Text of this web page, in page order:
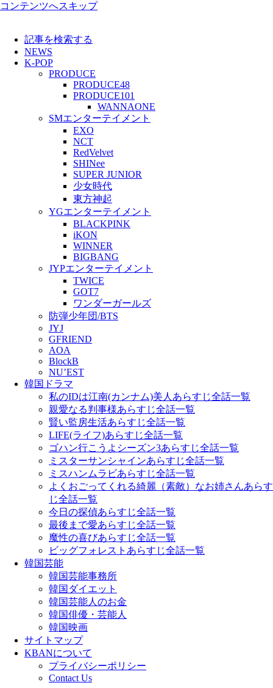
コンテンツへスキップ
記事を検索する
NEWS
K-POP
PRODUCE
PRODUCE48
PRODUCE101
WANNAONE
SMエンターテイメント
EXO
NCT
RedVelvet
SHINee
SUPER JUNIOR
少女時代
東方神起
YGエンターテイメント
BLACKPINK
iKON
WINNER
BIGBANG
JYPエンターテイメント
TWICE
GOT7
ワンダーガールズ
防弾少年団/BTS
JYJ
GFRIEND
AOA
BlockB
NU’EST
韓国ドラマ
私のIDは江南(カンナム)美人あらすじ全話一覧
親愛なる判事様あらすじ全話一覧
賢い監房生活あらすじ全話一覧
LIFE(ライフ)あらすじ全話一覧
ゴハン行こうよシーズン3あらすじ全話一覧
ミスターサンシャインあらすじ全話一覧
ミスハンムラビあらすじ全話一覧
よくおごってくれる綺麗（素敵）なお姉さんあらす
じ全話一覧
今日の探偵あらすじ全話一覧
最後まで愛あらすじ全話一覧
魔性の喜びあらすじ全話一覧
ビッグフォレストあらすじ全話一覧
韓国芸能
韓国芸能事務所
韓国ダイエット
韓国芸能人のお金
韓国俳優・芸能人
韓国映画
サイトマップ
KBANについて
プライバシーポリシー
Contact Us